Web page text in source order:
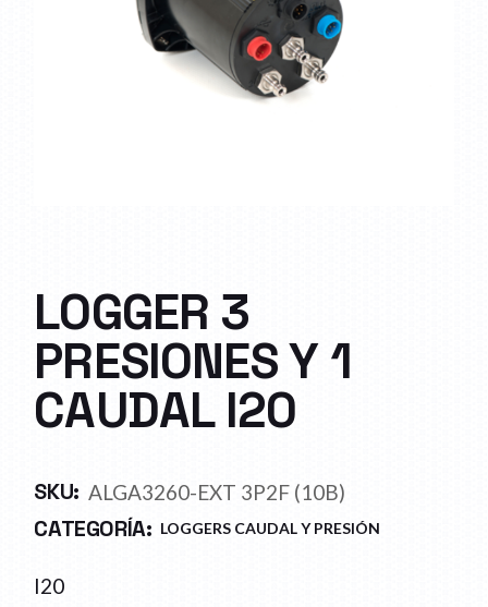
LOGGER 3
PRESIONES Y 1
CAUDAL I20
SKU: ALGA3260-EXT 3P2F (10B)
CATEGORÍA: LOGGERS CAUDAL Y PRESIÓN
I20